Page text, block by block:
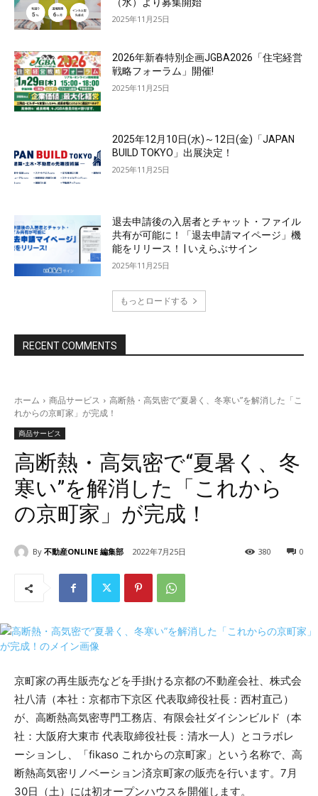
2025年11月25日
2026年新春特別企画JGBA2026「住宅経営
戦略フォーラム」開催!
2025年11月25日
2025年12月10日(水)～12日(金)「JAPAN
BUILD TOKYO」出展決定！
2025年11月25日
退去申請後の入居者とチャット・ファイル
共有が可能に！「退去申請マイページ」機
能をリリース！ | いえらぶサイン
2025年11月25日
もっとロードする
RECENT COMMENTS